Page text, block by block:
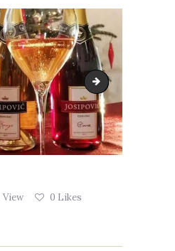
time-etiketa
View 0 Likes